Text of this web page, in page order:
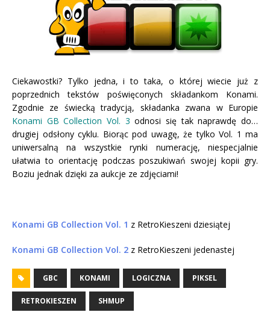
Ciekawostki? Tylko jedna, i to taka, o której wiecie już z
poprzednich tekstów poświęconych składankom Konami.
Zgodnie ze świecką tradycją, składanka zwana w Europie
Konami GB Collection Vol. 3 odnosi się tak naprawdę do…
drugiej odsłony cyklu. Biorąc pod uwagę, że tylko Vol. 1 ma
uniwersalną na wszystkie rynki numerację, niespecjalnie
ułatwia to orientację podczas poszukiwań swojej kopii gry.
Boziu jednak dzięki za aukcje ze zdjęciami!
Konami GB Collection Vol. 1 z RetroKieszeni dziesiątej
Konami GB Collection Vol. 2 z RetroKieszeni jedenastej
GBC KONAMI LOGICZNA PIKSEL
RETROKIESZEN SHMUP